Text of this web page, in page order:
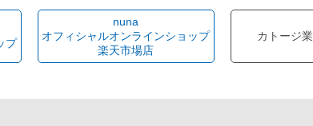
プ
nuna
オフィシャルオンラインショップ
楽天市場店
カトージ